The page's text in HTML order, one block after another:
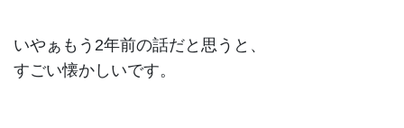
いやぁもう2年前の話だと思うと、
すごい懐かしいです。